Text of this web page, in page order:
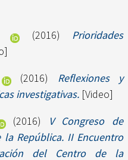
(2016) Prioridades
(2016) Reflexiones y
investigativas. [Video]
(2016)
V Congreso de
República. II Encuentro
del Centro de la